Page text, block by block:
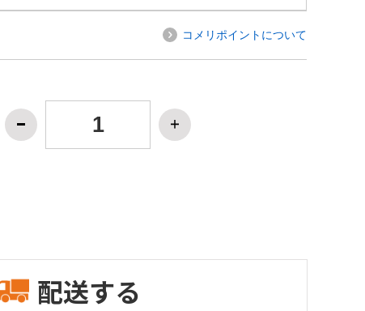
コメリポイントについて
配送する